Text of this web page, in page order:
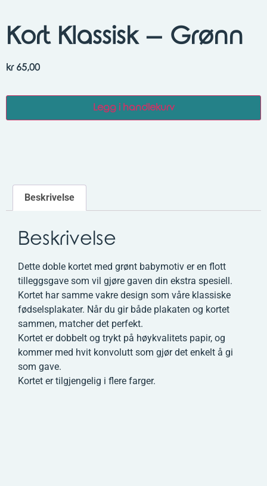
Kort Klassisk – Grønn
kr65,00
Legg i handlekurv
Beskrivelse
Beskrivelse
Dette doble kortet med grønt babymotiv er en flott
tilleggsgave som vil gjøre gaven din ekstra spesiell.
Kortet har samme vakre design som våre klassiske
fødselsplakater. Når du gir både plakaten og kortet
sammen, matcher det perfekt.
Kortet er dobbelt og trykt på høykvalitets papir, og
kommer med hvit konvolutt som gjør det enkelt å gi
som gave.
Kortet er tilgjengelig i flere farger.